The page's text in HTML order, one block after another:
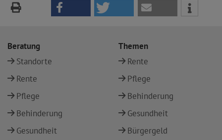
Beratung
Standorte
Rente
Pflege
Behinderung
Gesundheit
Themen
Rente
Pflege
Behinderung
Gesundheit
Bürgergeld